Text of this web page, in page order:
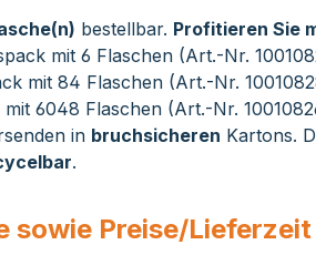
bestellbar. Profitieren Sie
mit 6 Flaschen (Art.-Nr.
mit 84 Flaschen (Art.-Nr.
mit 6048 Flaschen (Art.-Nr.
in bruchsicheren Kartons.
.
sowie Preise/